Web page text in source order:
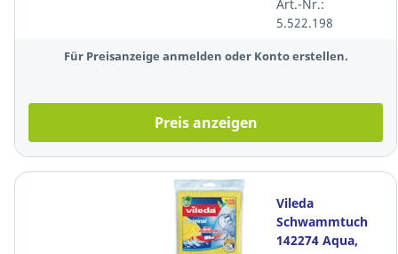
300ml
Art.-Nr.:
5.522.198
Für Preisanzeige anmelden oder Konto erstellen.
Preis anzeigen
Vileda
Schwammtuch
142274 Aqua,